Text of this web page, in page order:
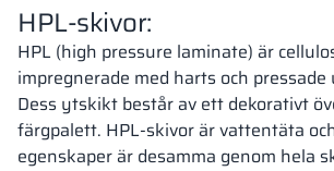
HPL-skivor:
HPL (high pressure laminate) är
impregnerade med harts och
Dess ytskikt består av ett dekorativt
färgpalett. HPL-skivor är vattentäta
egenskaper är desamma genom hela